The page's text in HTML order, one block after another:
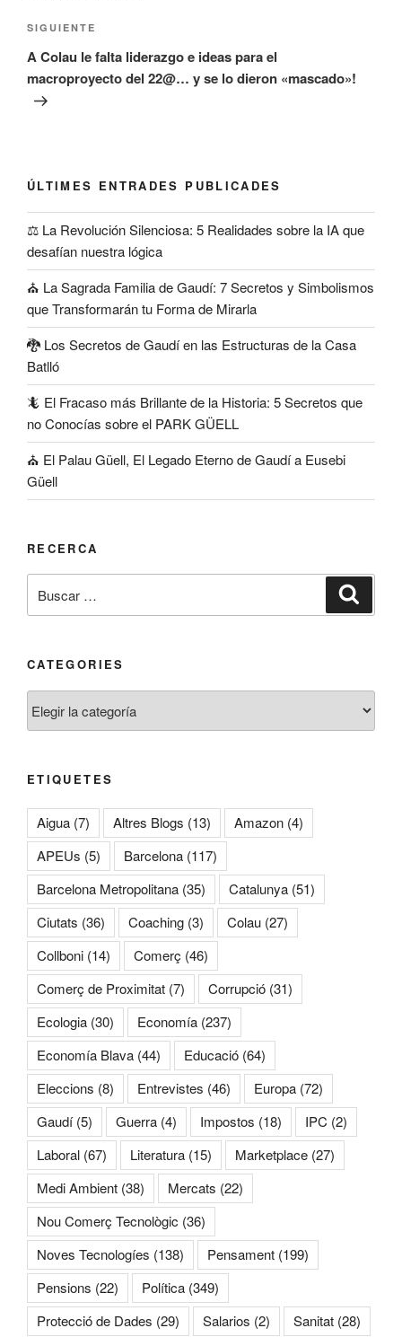
Siguiente
entrada
SIGUIENTE
A Colau le falta liderazgo e ideas para el
macroproyecto del 22@… y se lo dieron «mascado»!
ÚLTIMES ENTRADES PUBLICADES
⚖️ La Revolución Silenciosa: 5 Realidades sobre la IA que
desafían nuestra lógica
⛪ La Sagrada Familia de Gaudí: 7 Secretos y Simbolismos
que Transformarán tu Forma de Mirarla
🐉 Los Secretos de Gaudí en las Estructuras de la Casa
Batlló
🦎 El Fracaso más Brillante de la Historia: 5 Secretos que
no Conocías sobre el PARK GÜELL
⛪ El Palau Güell, El Legado Eterno de Gaudí a Eusebi
Güell
RECERCA
por:
CATEGORIES
ETIQUETES
Aigua (7) Altres Blogs (13) Amazon (4)
APEUs (5) Barcelona (117)
Barcelona Metropolitana (35) Catalunya (51)
Ciutats (36) Coaching (3) Colau (27)
Collboni (14) Comerç (46)
Comerç de Proximitat (7) Corrupció (31)
Ecologia (30) Economía (237)
Economía Blava (44) Educació (64)
Eleccions (8) Entrevistes (46) Europa (72)
Gaudí(5) Guerra (4) Impostos (18) IPC (2)
Laboral (67) Literatura (15) Marketplace (27)
Medi Ambient (38) Mercats (22)
Nou Comerç Tecnològic (36)
Noves Tecnologíes (138) Pensament (199)
Pensions (22) Política (349)
Protecció de Dades (29) Salarios (2) Sanitat (28)